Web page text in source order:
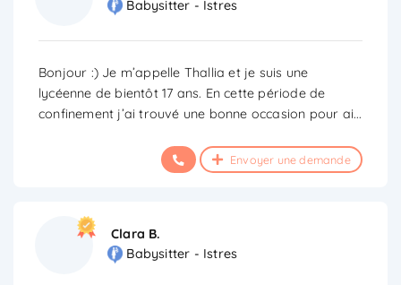
Babysitter - Istres
Bonjour :) Je m’appelle Thallia et je suis une
lycéenne de bientôt 17 ans. En cette période de
confinement j’ai trouvé une bonne occasion pour ai...
Envoyer une demande
Clara B.
Babysitter - Istres